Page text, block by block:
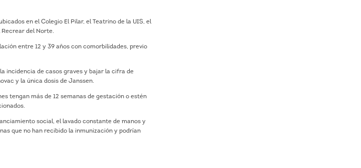
en el Colegio El Pilar, el Teatrino de la UIS, el
del Norte.
entre 12 y 39 años con comorbilidades, previo
incidencia de casos graves y bajar la cifra de
y la única dosis de Janssen.
tengan más de 12 semanas de gestación o estén
social, el lavado constante de manos y
que no han recibido la inmunización y podrían